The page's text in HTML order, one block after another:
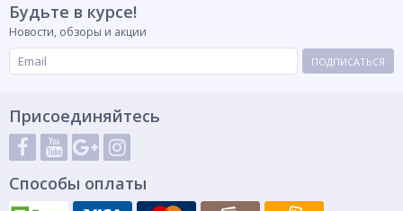
Будьте в курсе!
Новости, обзоры и акции
ПОДПИСАТЬСЯ
Присоединяйтесь
Способы оплаты